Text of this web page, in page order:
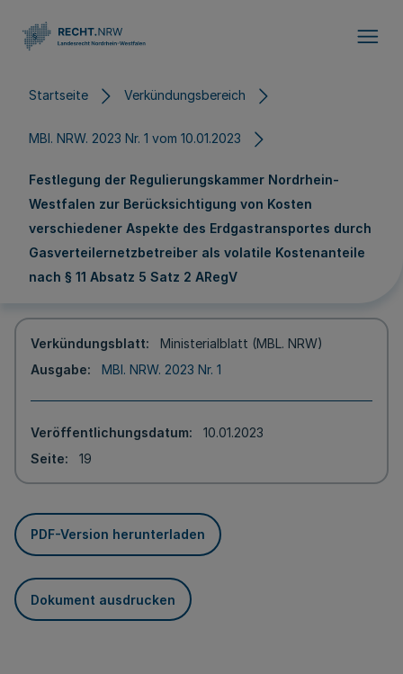
Startseite Verkündungsbereich
MBl. NRW. 2023 Nr. 1 vom 10.01.2023
Festlegung der Regulierungskammer Nordrhein-
Westfalen zur Berücksichtigung von Kosten
verschiedener Aspekte des Erdgastransportes durch
Gasverteilernetzbetreiber als volatile Kostenanteile
nach § 11 Absatz 5 Satz 2 ARegV
Verkündungsblatt
Ministerialblatt (MBL. NRW)
Ausgabe
MBl. NRW. 2023 Nr. 1
Veröffentlichungsdatum
10.01.2023
Seite
19
PDF-Version herunterladen
Dokument ausdrucken